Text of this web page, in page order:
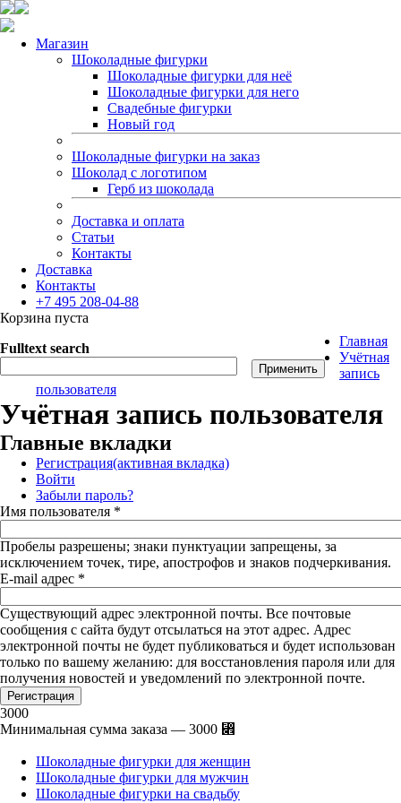
Магазин
Шоколадные фигурки
Шоколадные фигурки для неё
Шоколадные фигурки для него
Свадебные фигурки
Новый год
Шоколадные фигурки на заказ
Шоколад с логотипом
Герб из шоколада
Доставка и оплата
Статьи
Контакты
Доставка
Контакты
+7 495 208-04-88
Корзина пуста
Fulltext search
Главная
Учётная
запись
пользователя
Учётная запись пользователя
Главные вкладки
Регистрация(активная вкладка)
Войти
Забыли пароль?
Имя пользователя *
Пробелы разрешены; знаки пунктуации запрещены, за
исключением точек, тире, апострофов и знаков подчеркивания.
E-mail адрес *
Существующий адрес электронной почты. Все почтовые
сообщения с сайта будут отсылаться на этот адрес. Адрес
электронной почты не будет публиковаться и будет использован
только по вашему желанию: для восстановления пароля или для
получения новостей и уведомлений по электронной почте.
3000
Минимальная сумма заказа — 3000 ⃎
Шоколадные фигурки для женщин
Шоколадные фигурки для мужчин
Шоколадные фигурки на свадьбу